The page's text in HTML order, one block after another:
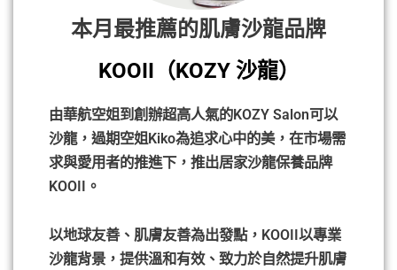
本月最推薦的肌膚沙龍品牌
KOOII（KOZY 沙龍）
由華航空姐到創辦超高人氣的KOZY Salon可以
沙龍，過期空姐Kiko為追求心中的美，在市場需
求與愛用者的推進下，推出居家沙龍保養品牌
KOOII。
以地球友善、肌膚友善為出發點，KOOII以專業
沙龍背景，提供溫和有效、致力於自然提升肌膚